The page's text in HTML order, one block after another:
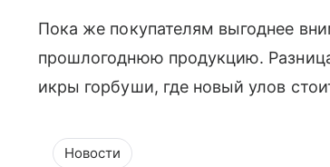
Пока же покупателям выгоднее
прошлогоднюю продукцию.
икры горбуши, где новый улов
Новости